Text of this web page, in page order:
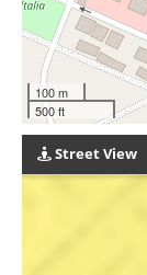
100 m
500 ft
Street View